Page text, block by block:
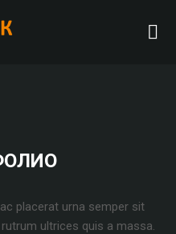
placerat urna semper sit
ultrices quis a massa.